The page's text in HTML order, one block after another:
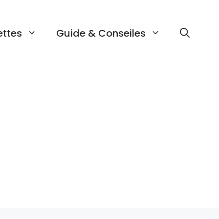
Guide & Conseiles